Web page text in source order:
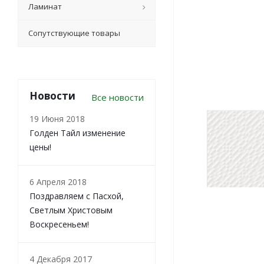
Ламинат
Сопутствующие товары
Новости Все новости
19 Июня 2018
Голден Тайл изменение
цены!
6 Апреля 2018
Поздравляем с Пасхой,
Светлым Христовым
Воскресеньем!
4 Декабря 2017